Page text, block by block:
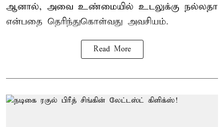
ஆனால், அவை உண்மையில் உடலுக்கு நல்லதா
என்பதை தெரிந்துகொள்வது அவசியம்.
Read More